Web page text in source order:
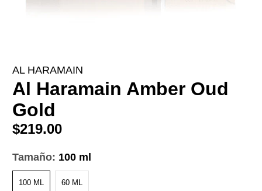
AL HARAMAIN
Al Haramain Amber Oud
Gold
$219.00
Tamaño: 100 ml
100 ML 60 ML